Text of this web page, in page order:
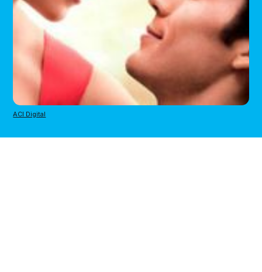
ACI Digital